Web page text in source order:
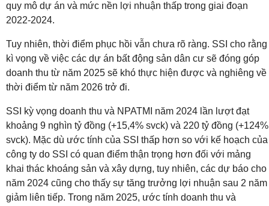
quy mô dự án và mức nền lợi nhuận thấp trong giai đoạn
2022-2024.
Tuy nhiên, thời điểm phục hồi vẫn chưa rõ ràng. SSI cho rằng
kì vọng về việc các dự án bất động sản dân cư sẽ đóng góp
doanh thu từ năm 2025 sẽ khó thực hiện được và nghiêng về
thời điểm từ năm 2026 trở đi.
SSI kỳ vọng doanh thu và NPATMI năm 2024 lần lượt đạt
khoảng 9 nghìn tỷ đồng (+15,4% svck) và 220 tỷ đồng (+124%
svck). Mặc dù ước tính của SSI thấp hơn so với kế hoạch của
công ty do SSI có quan điểm thận trọng hơn đối với mảng
khai thác khoáng sản và xây dựng, tuy nhiên, các dự báo cho
năm 2024 cũng cho thấy sự tăng trưởng lợi nhuận sau 2 năm
giảm liên tiếp. Trong năm 2025, ước tính doanh thu và